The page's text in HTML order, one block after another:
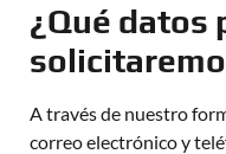
¿Qué datos
A través de nuestro
correo electrónico y